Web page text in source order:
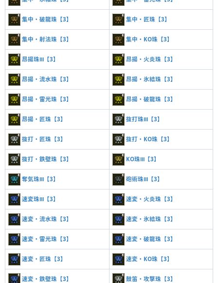
集中・破龍珠【3】 集中・匠珠【3】
集中・射法珠【3】 集中・KO珠【3】
昂揚珠Ⅲ【3】 昂揚・火炎珠【3】
昂揚・流水珠【3】 昂揚・氷結珠【3】
昂揚・雷光珠【3】 昂揚・破龍珠【3】
昂揚・匠珠【3】 抜打珠Ⅲ【3】
抜打・匠珠【3】 抜打・KO珠【3】
抜打・鉄壁珠【3】 KO珠Ⅲ【3】
奪気珠Ⅲ【3】 砲術珠Ⅲ【3】
速変珠Ⅲ【3】 速変・火炎珠【3】
速変・流水珠【3】 速変・氷結珠【3】
速変・雷光珠【3】 速変・破龍珠【3】
速変・匠珠【3】 速変・KO珠【3】
速変・鉄壁珠【3】 鼓笛・攻撃珠【3】